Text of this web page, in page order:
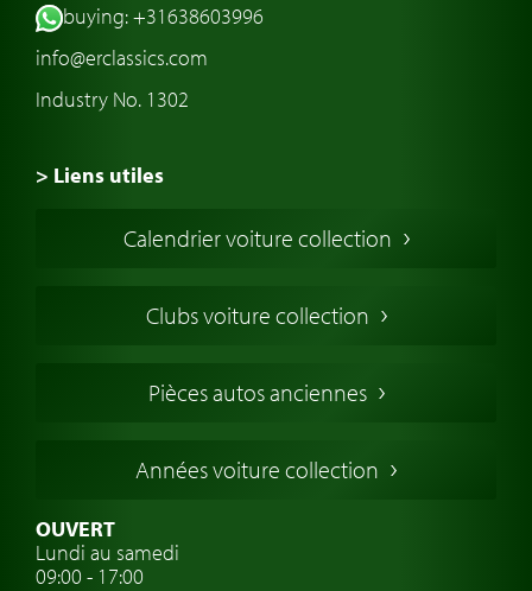
buying: +31638603996
info@erclassics.com
Industry No. 1302
> Liens utiles
Voiture Collection Europe
Voitures Anglaises
Voitures Allemandes
Voitures Suédoises
Assurance voiture de collection
Clubs de voitures classiques
Calendrier voiture collection
Clubs voiture collection
Pièces autos anciennes
Années voiture collection
OUVERT
Lundi au samedi
09:00 - 17:00